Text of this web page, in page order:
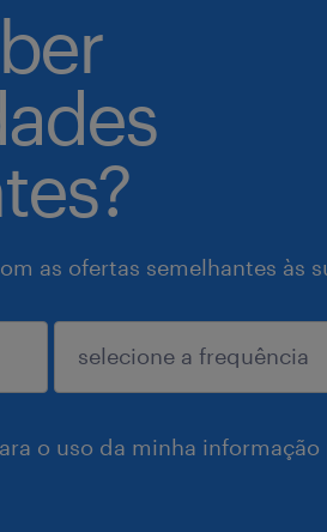
as ofertas semelhantes às
o uso da minha informação